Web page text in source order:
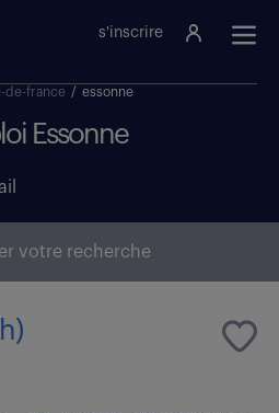
s'inscrire
de-france / essonne
Essonne
votre recherche